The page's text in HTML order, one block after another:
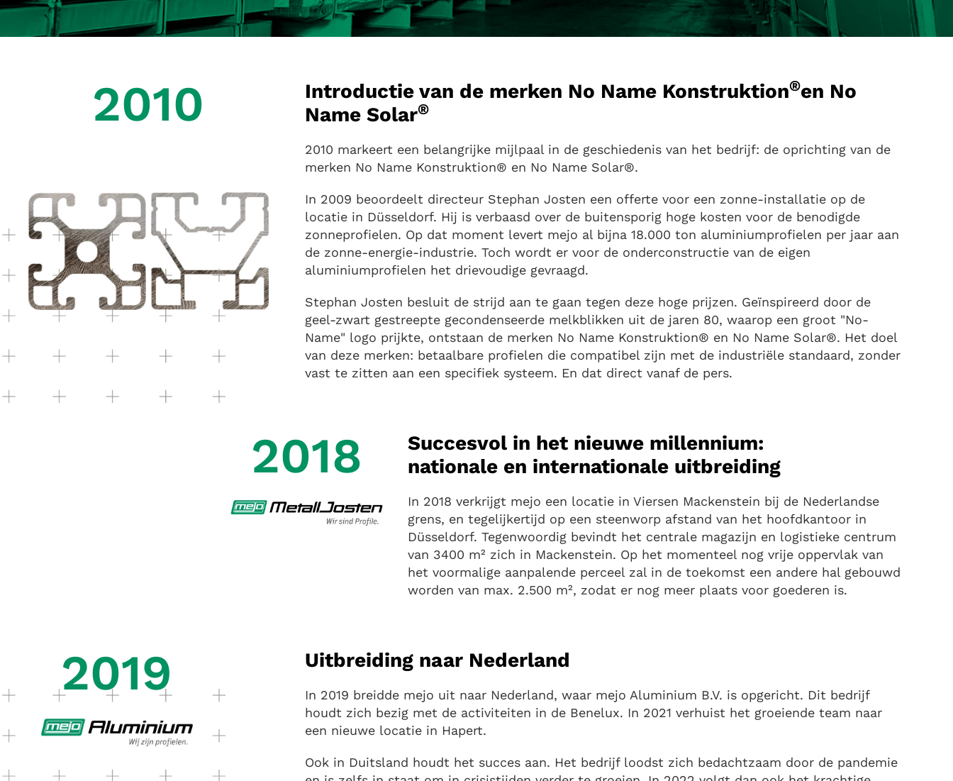
2010 Introductie van de merken No Name Konstruktion®en No
Name Solar®
2010 markeert een belangrijke mijlpaal in de geschiedenis van het bedrijf: de oprichting van de
merken No Name Konstruktion® en No Name Solar®.
In 2009 beoordeelt directeur Stephan Josten een offerte voor een zonne-installatie op de
locatie in Düsseldorf. Hij is verbaasd over de buitensporig hoge kosten voor de benodigde
zonneprofielen. Op dat moment levert mejo al bijna 18.000 ton aluminiumprofielen per jaar aan
de zonne-energie-industrie. Toch wordt er voor de onderconstructie van de eigen
aluminiumprofielen het drievoudige gevraagd.
Stephan Josten besluit de strijd aan te gaan tegen deze hoge prijzen. Geïnspireerd door de
geel-zwart gestreepte gecondenseerde melkblikken uit de jaren 80, waarop een groot "No-
Name" logo prijkte, ontstaan de merken No Name Konstruktion® en No Name Solar®. Het doel
van deze merken: betaalbare profielen die compatibel zijn met de industriële standaard, zonder
vast te zitten aan een specifiek systeem. En dat direct vanaf de pers.
2018
Succesvol in het nieuwe millennium:
nationale en internationale uitbreiding
In 2018 verkrijgt mejo een locatie in Viersen Mackenstein bij de Nederlandse
grens, en tegelijkertijd op een steenworp afstand van het hoofdkantoor in
Düsseldorf. Tegenwoordig bevindt het centrale magazijn en logistieke centrum
van 3400 m² zich in Mackenstein. Op het momenteel nog vrije oppervlak van
het voormalige aanpalende perceel zal in de toekomst een andere hal gebouwd
worden van max. 2.500 m², zodat er nog meer plaats voor goederen is.
2019 Uitbreiding naar Nederland
In 2019 breidde mejo uit naar Nederland, waar mejo Aluminium B.V. is opgericht. Dit bedrijf
houdt zich bezig met de activiteiten in de Benelux. In 2021 verhuist het groeiende team naar
een nieuwe locatie in Hapert.
Ook in Duitsland houdt het succes aan. Het bedrijf loodst zich bedachtzaam door de pandemie